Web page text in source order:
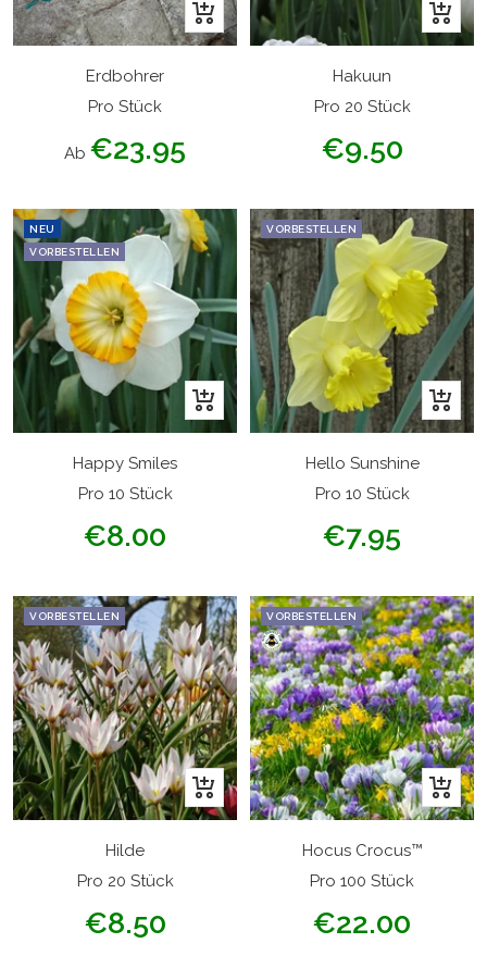
Schnellansicht
Erdbohrer
Pro Stück
Angebotspreis
Ab €23.95
In
den
Hakuun
Pro 20 Stück
Angebotspreis
€9.50
NEU
VORBESTELLEN
In
den
Happy Smiles
Pro 10 Stück
Angebotspreis
€8.00
VORBESTELLEN
In
den
Hello Sunshine
Pro 10 Stück
Angebotspreis
€7.95
VORBESTELLEN
In
den
Hilde
Pro 20 Stück
Angebotspreis
€8.50
VORBESTELLEN
In
den
Hocus Crocus™
Pro 100 Stück
Angebotspreis
€22.00